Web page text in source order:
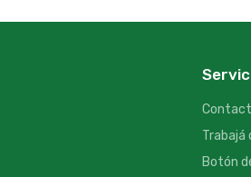
Trabajá
Botón